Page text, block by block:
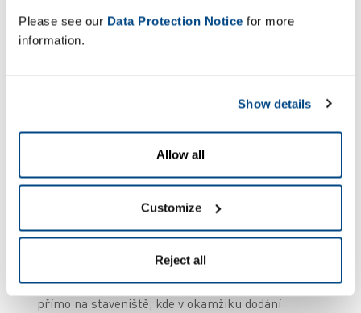
Please see our Data Protection Notice for more
information.
Show details
Allow all
Customize
Reject all
více než 300 pracovníky.
– Dodání bez osobního
převzetí
Dodávky bez osobního převzetí ('Unattended
Deliveries“) jsou zvláštní formou dodání nejen v
oblasti sanitární keramiky a vzduchotechniky.
dodávky musí být uloženy na dohodnutém místě
mimo provozovnu nebo jsou zásilky doručovány
přímo na staveniště, kde v okamžiku dodání